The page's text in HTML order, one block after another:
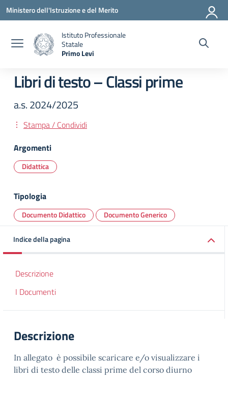
Vai ai contenuti
Vai al menu di navigazione
Vai al footer
Ministero dell'Istruzione e del Merito
Istituto Professionale
Statale
Primo Levi
Libri di testo – Classi prime
a.s. 2024/2025
Stampa / Condividi
Argomenti
Didattica
Tipologia
Documento Didattico Documento Generico
Indice della pagina
Descrizione
I Documenti
Descrizione
In allegato è possibile scaricare e/o visualizzare i
libri di testo delle classi prime del corso diurno